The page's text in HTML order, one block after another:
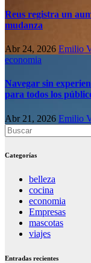
Reus registra un
mudanza
Abr 24, 2026 Emilio
economia
Navegar sin
para todos los
Abr 21, 2026 Emilio
Categorías
belleza
cocina
economia
Empresas
mascotas
viajes
Entradas recientes